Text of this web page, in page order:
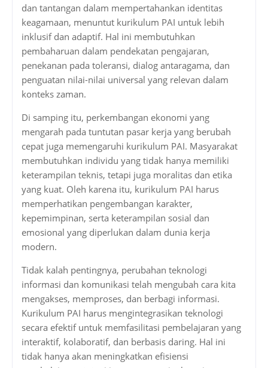
dan tantangan dalam mempertahankan identitas
keagamaan, menuntut kurikulum PAI untuk lebih
inklusif dan adaptif. Hal ini membutuhkan
pembaharuan dalam pendekatan pengajaran,
penekanan pada toleransi, dialog antaragama, dan
penguatan nilai-nilai universal yang relevan dalam
konteks zaman.
Di samping itu, perkembangan ekonomi yang
mengarah pada tuntutan pasar kerja yang berubah
cepat juga memengaruhi kurikulum PAI. Masyarakat
membutuhkan individu yang tidak hanya memiliki
keterampilan teknis, tetapi juga moralitas dan etika
yang kuat. Oleh karena itu, kurikulum PAI harus
memperhatikan pengembangan karakter,
kepemimpinan, serta keterampilan sosial dan
emosional yang diperlukan dalam dunia kerja
modern.
Tidak kalah pentingnya, perubahan teknologi
informasi dan komunikasi telah mengubah cara kita
mengakses, memproses, dan berbagi informasi.
Kurikulum PAI harus mengintegrasikan teknologi
secara efektif untuk memfasilitasi pembelajaran yang
interaktif, kolaboratif, dan berbasis daring. Hal ini
tidak hanya akan meningkatkan efisiensi